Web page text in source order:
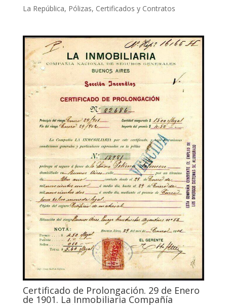
La República, Pólizas, Certificados y Contratos
Certificado de Prolongación. 29 de Enero
de 1901. La Inmobiliaria Compañía